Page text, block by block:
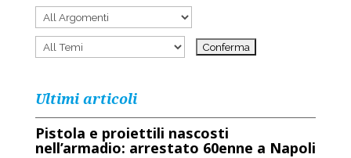
Ultimi articoli
Pistola e proiettili nascosti
nell’armadio: arrestato 60enne a Napoli